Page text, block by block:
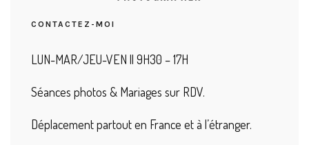
CONTACTEZ-MOI
LUN-MAR/JEU-VEN || 9H30 – 17H
Séances photos & Mariages sur RDV.
Déplacement partout en France et à l’étranger.